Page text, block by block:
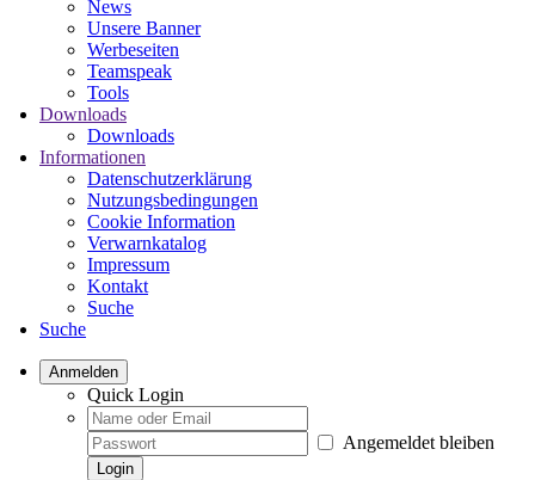
News
Unsere Banner
Werbeseiten
Teamspeak
Tools
Downloads
Downloads
Informationen
Datenschutzerklärung
Nutzungsbedingungen
Cookie Information
Verwarnkatalog
Impressum
Kontakt
Suche
Suche
Anmelden
Quick Login
Angemeldet bleiben
Login